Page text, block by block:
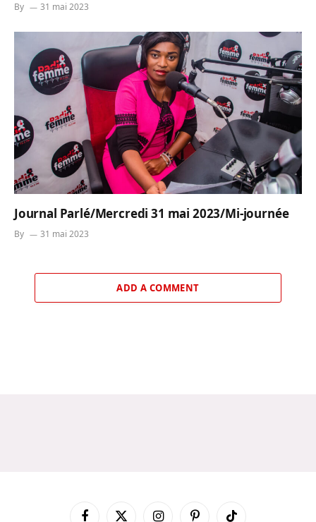
By 31 mai 2023
Journal Parlé/Mercredi 31 mai 2023/Mi-journée
By 31 mai 2023
ADD A COMMENT